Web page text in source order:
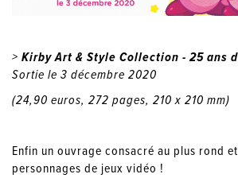
> Kirby Art & Style Collection - 25 ans
Sortie le 3 décembre 2020
(24,90 euros, 272 pages, 210 x 210 mm)
Enfin un ouvrage consacré au plus rond
personnages de jeux vidéo !